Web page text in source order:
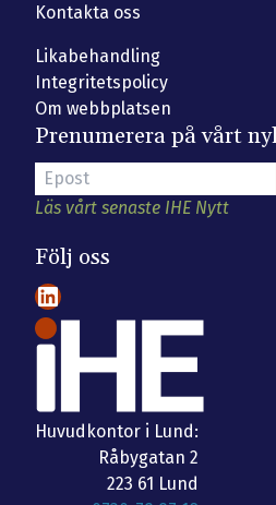
Kontakta oss
Likabehandling
Integritetspolicy
Om webbplatsen
Prenumerera på vårt
Läs vårt senaste IHE Nytt
Följ oss
LinkedIn
Huvudkontor i Lund:
Råbygatan 2
223 61 Lund